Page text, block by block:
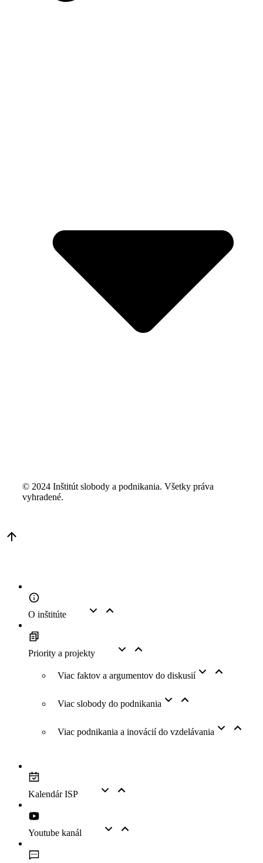
© 2024 Inštitút slobody a podnikania. Všetky práva
vyhradené.
O inštitúte
Priority a projekty
Viac faktov a argumentov do diskusií
Viac slobody do podnikania
Viac podnikania a inovácií do vzdelávania
Kalendár ISP
Youtube kanál